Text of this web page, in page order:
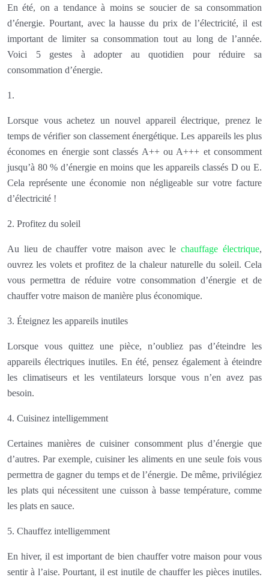
En été, on a tendance à moins se soucier de sa consommation
d’énergie. Pourtant, avec la hausse du prix de l’électricité, il est
important de limiter sa consommation tout au long de l’année.
Voici 5 gestes à adopter au quotidien pour réduire sa
consommation d’énergie.
1.
Lorsque vous achetez un nouvel appareil électrique, prenez le
temps de vérifier son classement énergétique. Les appareils les plus
économes en énergie sont classés A++ ou A+++ et consomment
jusqu’à 80 % d’énergie en moins que les appareils classés D ou E.
Cela représente une économie non négligeable sur votre facture
d’électricité !
2. Profitez du soleil
Au lieu de chauffer votre maison avec lechauffage électrique,
ouvrez les volets et profitez de la chaleur naturelle du soleil. Cela
vous permettra de réduire votre consommation d’énergie et de
chauffer votre maison de manière plus économique.
3. Éteignez les appareils inutiles
Lorsque vous quittez une pièce, n’oubliez pas d’éteindre les
appareils électriques inutiles. En été, pensez également à éteindre
les climatiseurs et les ventilateurs lorsque vous n’en avez pas
besoin.
4. Cuisinez intelligemment
Certaines manières de cuisiner consomment plus d’énergie que
d’autres. Par exemple, cuisiner les aliments en une seule fois vous
permettra de gagner du temps et de l’énergie. De même, privilégiez
les plats qui nécessitent une cuisson à basse température, comme
les plats en sauce.
5. Chauffez intelligemment
En hiver, il est important de bien chauffer votre maison pour vous
sentir à l’aise. Pourtant, il est inutile de chauffer les pièces inutiles.